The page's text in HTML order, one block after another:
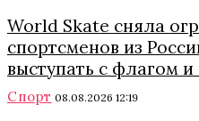
World Skate сняла
спортсменов из
выступать с флагом
Спорт 08.08.2026 12:19